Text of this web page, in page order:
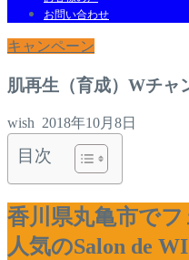
お問い合わせ
キャンペーン
肌再生（育成）Wチャ
wish 2018年10月8日
目次
香川県丸亀市で
人気のSalon de